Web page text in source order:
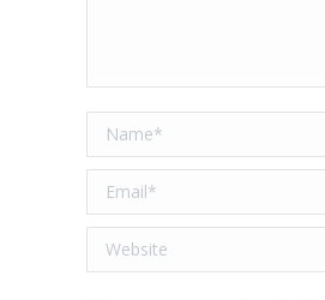
Name *
Email *
Website